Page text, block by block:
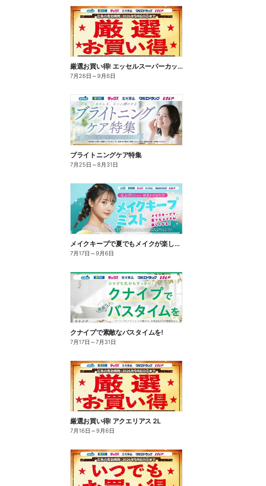
厳選お買い得! エッセルスーパーカップ
7月26日 ～9月6日
ブライトニングケア特集
7月25日 ～8月31日
メイクキープで夏でもメイクが楽しくなる!
7月17日 ～9月6日
クナイプで素敵なバスタイムを!
7月17日 ～7月31日
厳選お買い得! アクエリアス 2L
7月16日 ～9月6日